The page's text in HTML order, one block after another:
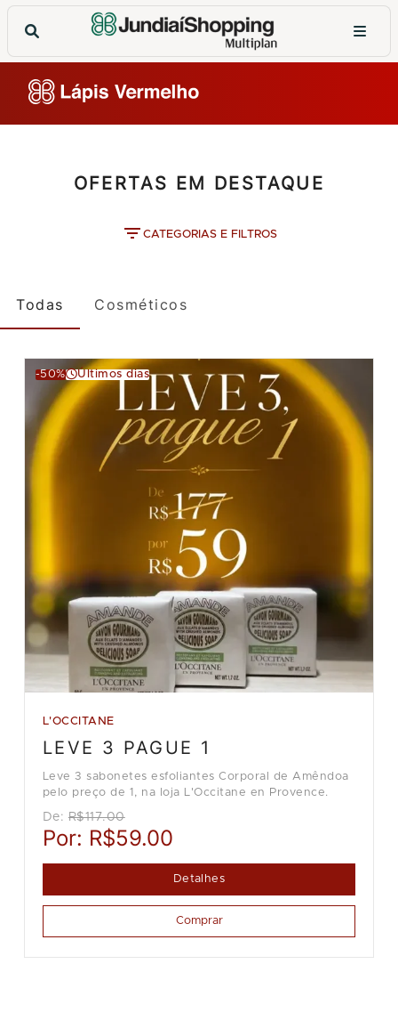
OFERTAS EM DESTAQUE
CATEGORIAS E FILTROS
Todas Cosméticos
-50% Últimos dias
L'OCCITANE
LEVE 3 PAGUE 1
Leve 3 sabonetes esfoliantes Corporal de Amêndoa
pelo preço de 1, na loja L'Occitane en Provence.
De: R$117.00
Por: R$59.00
Detalhes
Comprar